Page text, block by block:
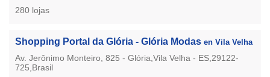
280 lojas
Shopping Portal da Glória - Glória Modas en Vila Velha
Av. Jerônimo Monteiro, 825 - Glória,Vila Velha - ES,29122-
725,Brasil